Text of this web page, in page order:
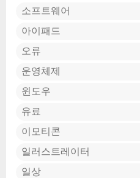
소프트웨어
아이패드
오류
운영체제
윈도우
유료
이모티콘
일러스트레이터
일상